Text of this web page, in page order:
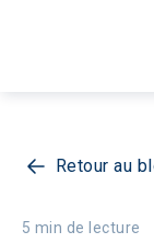
Retour au
5 min de lecture